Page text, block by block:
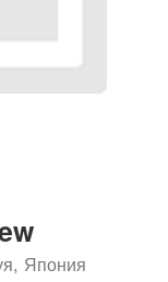
Япония